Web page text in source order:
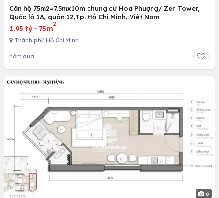
Căn hộ 75m2=7.5mx10m chung cư Hoa Phượng/ Zen Tower,
Quốc lộ 1A, quân 12,Tp. Hồ Chí Minh, Việt Nam
1.95 tỷ · 75m
2
Thành phố Hồ Chí Minh
hôm qua
6